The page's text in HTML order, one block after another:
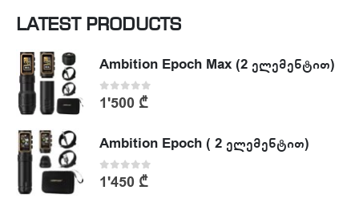
LATEST PRODUCTS
Ambition Epoch Max (2 ელემენტით)
0out of 5
1'500 ₾
Ambition Epoch ( 2 ელემენტით)
0out of 5
1'450 ₾